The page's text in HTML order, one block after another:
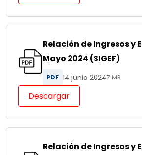
Relación de Ingresos y
Mayo 2024 (SIGEF)
PDF 14 junio 20247 MB
Descargar
Relación de Ingresos y